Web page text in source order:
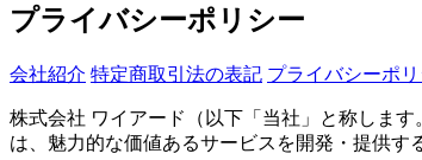
プライバシーポリシー
会社紹介 特定商取引法の表記 プライバシーポ
株式会社 ワイアード（以下「当社」と称しま
は、魅力的な価値あるサービスを開発・提供す